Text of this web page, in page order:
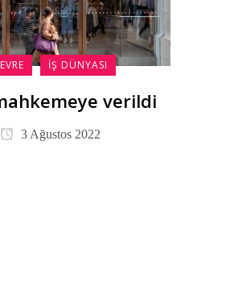
İŞ DÜNYASI
verildi
3 Ağustos 2022